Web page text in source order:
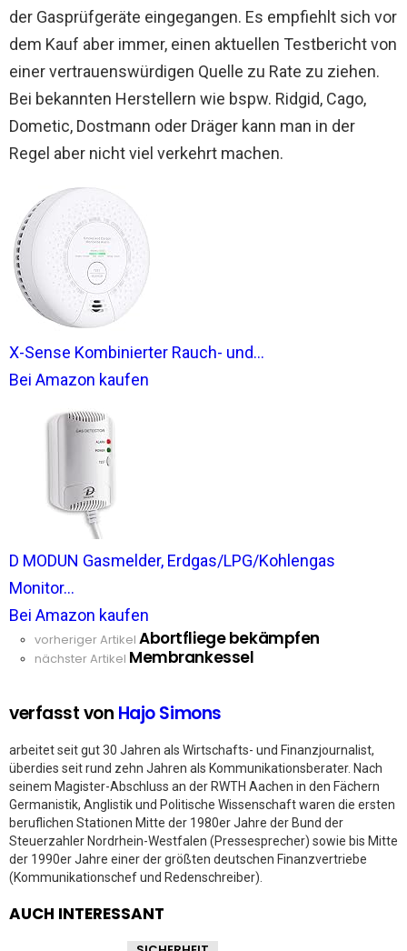
der Gasprüfgeräte eingegangen. Es empfiehlt sich vor
dem Kauf aber immer, einen aktuellen Testbericht von
einer vertrauenswürdigen Quelle zu Rate zu ziehen.
Bei bekannten Herstellern wie bspw. Ridgid, Cago,
Dometic, Dostmann oder Dräger kann man in der
Regel aber nicht viel verkehrt machen.
X-Sense Kombinierter Rauch- und...
Bei Amazon kaufen
D MODUN Gasmelder, Erdgas/LPG/Kohlengas
Monitor...
Bei Amazon kaufen
See
more
vorheriger Artikel Abortfliege bekämpfen
nächster Artikel Membrankessel
verfasst von Hajo Simons
arbeitet seit gut 30 Jahren als Wirtschafts- und Finanzjournalist,
überdies seit rund zehn Jahren als Kommunikationsberater. Nach
seinem Magister-Abschluss an der RWTH Aachen in den Fächern
Germanistik, Anglistik und Politische Wissenschaft waren die ersten
beruflichen Stationen Mitte der 1980er Jahre der Bund der
Steuerzahler Nordrhein-Westfalen (Pressesprecher) sowie bis Mitte
der 1990er Jahre einer der größten deutschen Finanzvertriebe
(Kommunikationschef und Redenschreiber).
AUCH INTERESSANT